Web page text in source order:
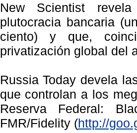
New Scientist
plutocracia bancaria
ciento) y que,
privatización global del
Russia Today devela
que controlan a los
Reserva Federal:
FMR/Fidelity (http://